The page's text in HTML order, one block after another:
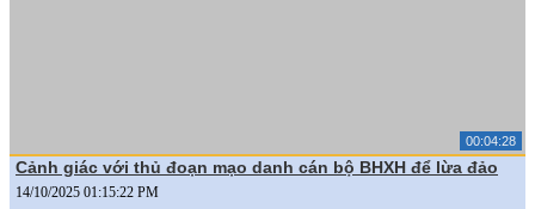
00:04:28
Cảnh giác với thủ đoạn mạo danh cán bộ BHXH để lừa đảo
14/10/2025 01:15:22 PM